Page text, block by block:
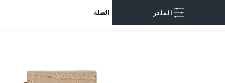
الفلتر